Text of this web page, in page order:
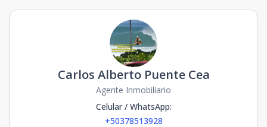
Carlos Alberto Puente Cea
Agente Inmobiliario
Celular / WhatsApp:
+50378513928